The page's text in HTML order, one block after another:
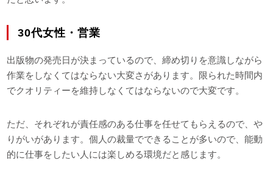
30代女性・営業
出版物の発売日が決まっているので、締め切りを意識しながら
作業をしなくてはならない大変さがあります。限られた時間内
でクオリティーを維持しなくてはならないので大変です。
ただ、それぞれが責任感のある仕事を任せてもらえるので、や
りがいがあります。個人の裁量でできることが多いので、能動
的に仕事をしたい人には楽しめる環境だと感じます。